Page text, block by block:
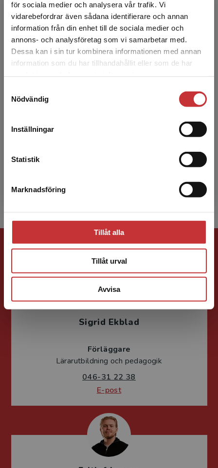
för sociala medier och analysera vår trafik. Vi
vidarebefordrar även sådana identifierare och annan
information från din enhet till de sociala medier och
annons- och analysföretag som vi samarbetar med.
Dessa kan i sin tur kombinera informationen med annan
information som du har tillhandahållit eller som de har
Nödvändig
Inställningar
Statistik
Marknadsföring
Tillåt alla
Tillåt urval
Avvisa
Begränsad fraktregion
Det verkar som att du besöker
studentlitteratur.se via en enhet utanför Sverige.
Vi erbjuder inte leveranser utanför Sverige. För
att kunna slutföra ett köp måste
har grundskollärar- och specialpedagogexamen
samt jobbat inom förskola och skola som
pedagog och speci...
Hon har arbetat flera år som klasslärare och
förstelärare i kooperativt lärande. Ända sedan
Förlagskontakt
Sigrid Ekblad
Förläggare
Lärarutbildning och pedagogik
046-31 22 38
E-post